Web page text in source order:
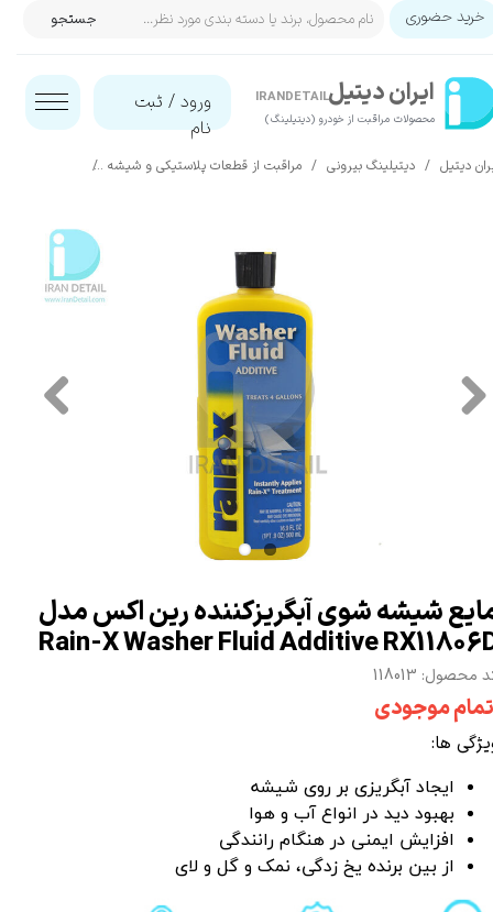
ایران‌ دیتیل
محصولات مراقبت از خودرو (دیتیلینگ)​​​​​​​
IRANDETAIL ورود / ثبت
نام
حساب کاربری من
تغییر گذر واژه
جستجو خرید حضوری
دیتیل دیتیلینگ بیرونی مراقبت از قطعات پلاستیکی و شیشه
شیشه شوی آبگریزکننده رین اکس مدل
Rain-X Washer Fluid Additive
محصول: 118013
موجودی
ها:
ایجاد آبگریزی بر روی شیشه
بهبود دید در انواع آب و هوا
افزایش ایمنی در هنگام رانندگی
از بین برنده یخ زدگی، نمک و گل و لای